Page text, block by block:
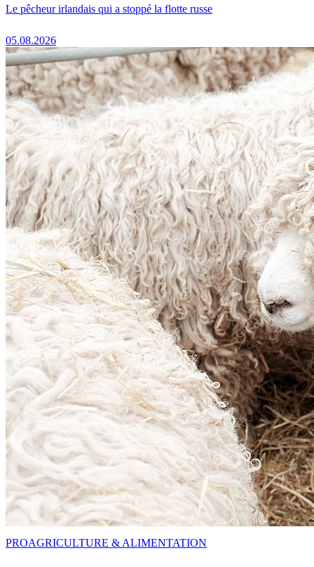
Le pêcheur irlandais qui a stoppé la flotte russe
05.08.2026
PROAGRICULTURE & ALIMENTATION